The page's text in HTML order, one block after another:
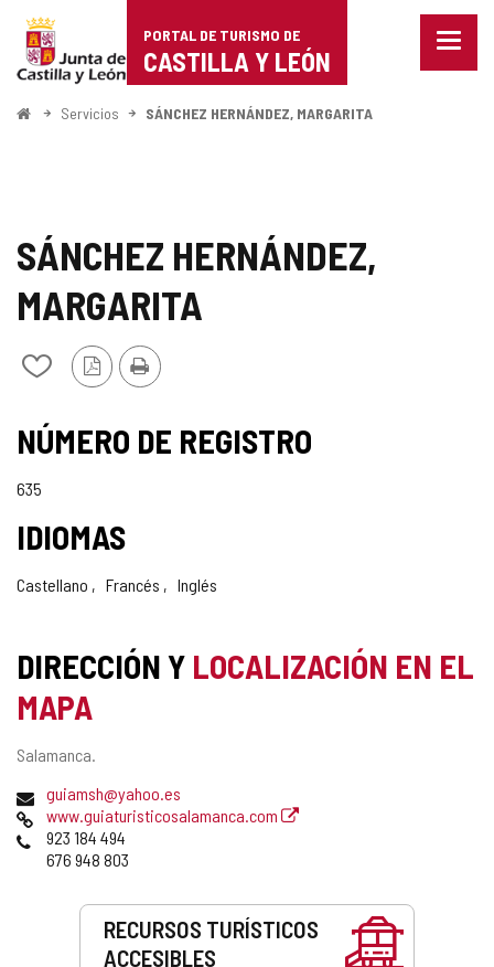
Portal
de
Turismo
León
PORTAL DE TURISMO DE
CASTILLA Y LEÓN
Menu
InicioServicios SÁNCHEZ HERNÁNDEZ, MARGARITA
SÁNCHEZ HERNÁNDEZ,
MARGARITA
Añadir/quitar
cuadernos
Versión
PDF
Imprimir
NÚMERO DE REGISTRO
635
IDIOMAS
Castellano Francés Inglés
DIRECCIÓN Y LOCALIZACIÓN EN EL
MAPA
Dirección
Salamanca.
Dirección
de
correo
electrónico
guiamsh@yahoo.es
Página
Web
www.guiaturisticosalamanca.com
Teléfonos
923 184 494
676 948 803
RECURSOS TURÍSTICOS
ACCESIBLES